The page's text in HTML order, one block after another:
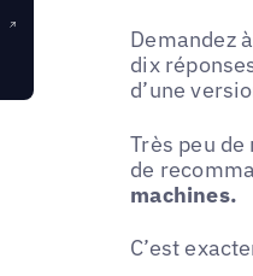
Demandez
dix
d’une
Très peu
de
machines.
C’est